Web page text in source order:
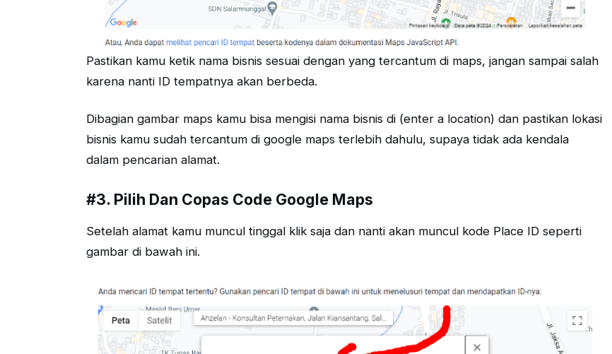
Pastikan kamu ketik nama bisnis sesuai dengan yang tercantum di maps, jangan sampai salah
karena nanti ID tempatnya akan berbeda.
Dibagian gambar maps kamu bisa mengisi nama bisnis di (enter a location) dan pastikan lokasi
bisnis kamu sudah tercantum di google maps terlebih dahulu, supaya tidak ada kendala
dalam pencarian alamat.
#3. Pilih Dan Copas Code Google Maps
Setelah alamat kamu muncul tinggal klik saja dan nanti akan muncul kode Place ID seperti
gambar di bawah ini.